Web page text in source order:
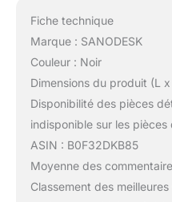
Fiche technique
Marque : SANODESK
Couleur : Noir
Dimensions du produit (L
Disponibilité des pièces
indisponible sur les pièces
ASIN : B0F32DKB85
Moyenne des
Classement des